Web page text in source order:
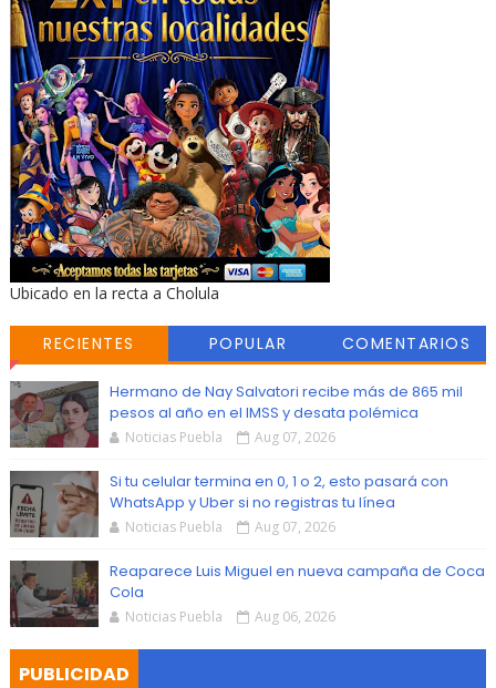
Ubicado en la recta a Cholula
RECIENTES POPULAR COMENTARIOS
Hermano de Nay Salvatori recibe más de 865 mil
pesos al año en el IMSS y desata polémica
Noticias Puebla Aug 07, 2026
Si tu celular termina en 0, 1 o 2, esto pasará con
WhatsApp y Uber si no registras tu línea
Noticias Puebla Aug 07, 2026
Reaparece Luis Miguel en nueva campaña de Coca
Cola
Noticias Puebla Aug 06, 2026
PUBLICIDAD